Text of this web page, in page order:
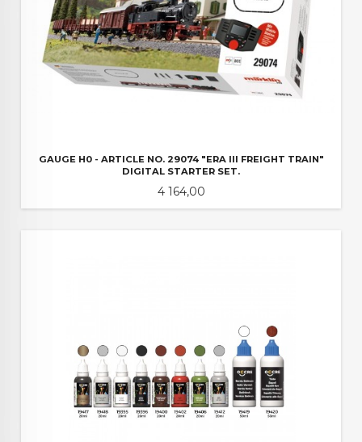
GAUGE H0 - ARTICLE NO. 29074 "ERA III FREIGHT TRAIN"
DIGITAL STARTER SET.
Pris
4 164,00